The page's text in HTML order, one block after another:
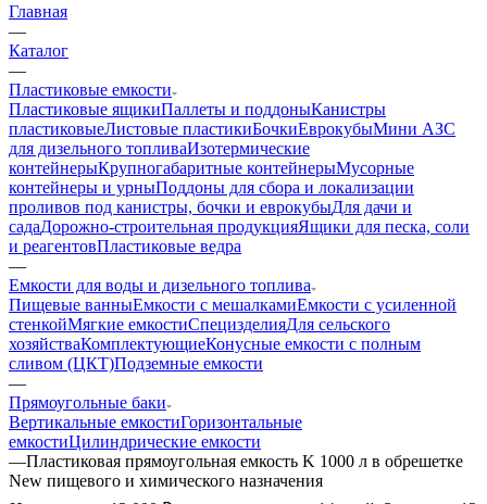
Главная
—
Каталог
—
Пластиковые емкости
Пластиковые ящикиПаллеты и поддоныКанистры
пластиковыеЛистовые пластикиБочкиЕврокубыМини АЗС
для дизельного топливаИзотермические
контейнерыКрупногабаритные контейнерыМусорные
контейнеры и урныПоддоны для сбора и локализации
проливов под канистры, бочки и еврокубыДля дачи и
садаДорожно-строительная продукцияЯщики для песка, соли
и реагентовПластиковые ведра
—
Емкости для воды и дизельного топлива
Пищевые ванныЕмкости с мешалкамиЕмкости с усиленной
стенкойМягкие емкостиСпецизделияДля сельского
хозяйстваКомплектующиеКонусные емкости с полным
сливом (ЦКТ)Подземные емкости
—
Прямоугольные баки
Вертикальные емкостиГоризонтальные
емкостиЦилиндрические емкости
—Пластиковая прямоугольная емкость K 1000 л в обрешетке
New пищевого и химического назначения